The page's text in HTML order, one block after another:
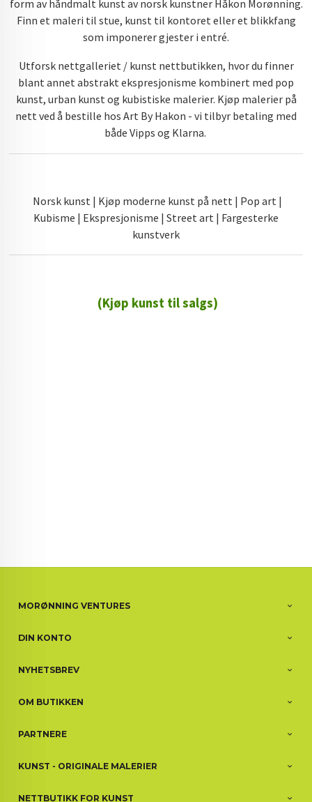
form av håndmalt kunst av norsk kunstner Håkon Morønning.
Finn et maleri til stue, kunst til kontoret eller et blikkfang
som imponerer gjester i entré.
Utforsk nettgalleriet / kunst nettbutikken, hvor du finner
blant annet abstrakt ekspresjonisme kombinert med pop
kunst, urban kunst og kubistiske malerier. Kjøp malerier på
nett ved å bestille hos Art By Hakon - vi tilbyr betaling med
både Vipps og Klarna.
Norsk kunst | Kjøp moderne kunst på nett | Pop art |
Kubisme | Ekspresjonisme | Street art | Fargesterke
kunstverk
(Kjøp kunst til salgs)
MORØNNING VENTURES
DIN KONTO
NYHETSBREV
OM BUTIKKEN
PARTNERE
KUNST - ORIGINALE MALERIER
NETTBUTIKK FOR KUNST